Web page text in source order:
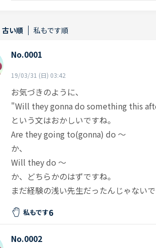
古い順 私もです順
No.0001
19/03/31 (日) 03:42
お気づきのように、
"Will they gonna do something this
という文はおかしいですね。
Are they going to(gonna) do ～
か、
Will they do ～
か、どちらかのはずですね。
まだ経験の浅い先生だったんじゃない
私もです6
No.0002